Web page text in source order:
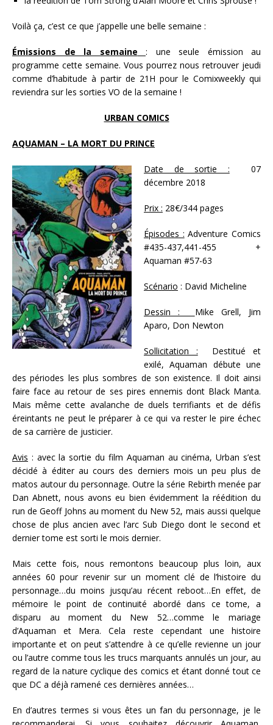
Voilà ça, c’est ce que j’appelle une belle semaine :
Émissions de la semaine
: une seule émission au
programme cette semaine. Vous pourrez nous retrouver jeudi
comme d’habitude à partir de 21H pour le Comixweekly qui
reviendra sur les sorties VO de la semaine !
URBAN COMICS
AQUAMAN – LA MORT DU PRINCE
Date de sortie : 07
décembre 2018
Prix : 28€/344 pages
Épisodes : Adventure Comics
#435-437,441-455 +
Aquaman #57-63
Scénario : David Micheline
Dessin : Mike Grell, Jim
Aparo, Don Newton
Sollicitation : Destitué et
exilé, Aquaman débute une
des périodes les plus sombres de son existence. Il doit ainsi
faire face au retour de ses pires ennemis dont Black Manta.
Mais même cette avalanche de duels terrifiants et de défis
éreintants ne peut le préparer à ce qui va rester le pire échec
de sa carrière de justicier.
Avis : avec la sortie du film Aquaman au cinéma, Urban s’est
décidé à éditer au cours des derniers mois un peu plus de
matos autour du personnage. Outre la série Rebirth menée par
Dan Abnett, nous avons eu bien évidemment la réédition du
run de Geoff Johns au moment du New 52, mais aussi quelque
chose de plus ancien avec l’arc Sub Diego dont le second et
dernier tome est sorti le mois dernier.
Mais cette fois, nous remontons beaucoup plus loin, aux
années 60 pour revenir sur un moment clé de l’histoire du
personnage…du moins jusqu’au récent reboot…En effet, de
mémoire le point de continuité abordé dans ce tome, a
disparu au moment du New 52…comme le mariage
d’Aquaman et Mera. Cela reste cependant une histoire
importante et on peut s’attendre à ce qu’elle revienne un jour
ou l’autre comme tous les trucs marquants annulés un jour, au
regard de la nature cyclique des comics et étant donné tout ce
que DC a déjà ramené ces dernières années…
En d’autres termes si vous êtes un fan du personnage, je le